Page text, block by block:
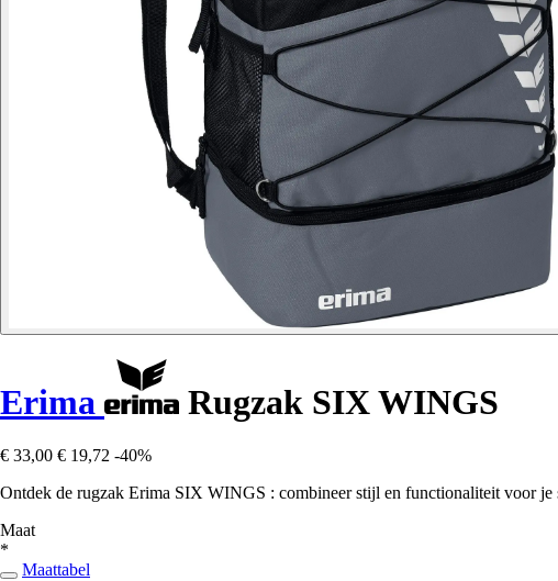
Erima Rugzak SIX WINGS
€ 33,00 € 19,72 -40%
Ontdek de rugzak Erima SIX WINGS : combineer stijl en functionaliteit voor je
Maat
*
Maattabel